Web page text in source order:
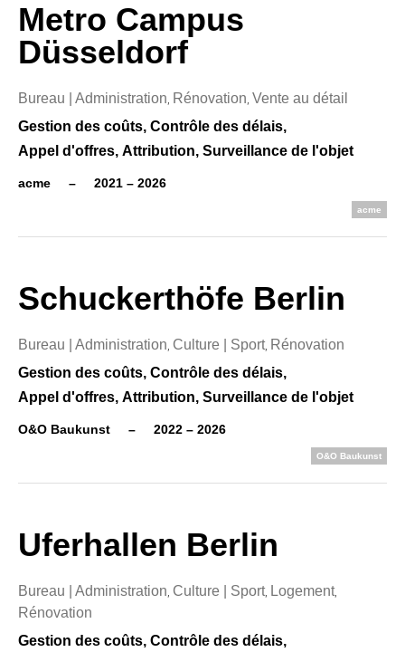
Metro Campus
Düsseldorf
Bureau | Administration Rénovation Vente au détail
Gestion des coûts, Contrôle des délais,
Appel d'offres, Attribution, Surveillance de l'objet
acme – 2021 – 2026
acme
Schuckerthöfe Berlin
Bureau | Administration Culture | Sport, Rénovation
Gestion des coûts, Contrôle des délais,
Appel d'offres, Attribution, Surveillance de l'objet
O&O Baukunst – 2022 – 2026
O&O Baukunst
Uferhallen Berlin
Bureau | Administration Culture | Sport, Logement,
Rénovation
Gestion des coûts, Contrôle des délais,